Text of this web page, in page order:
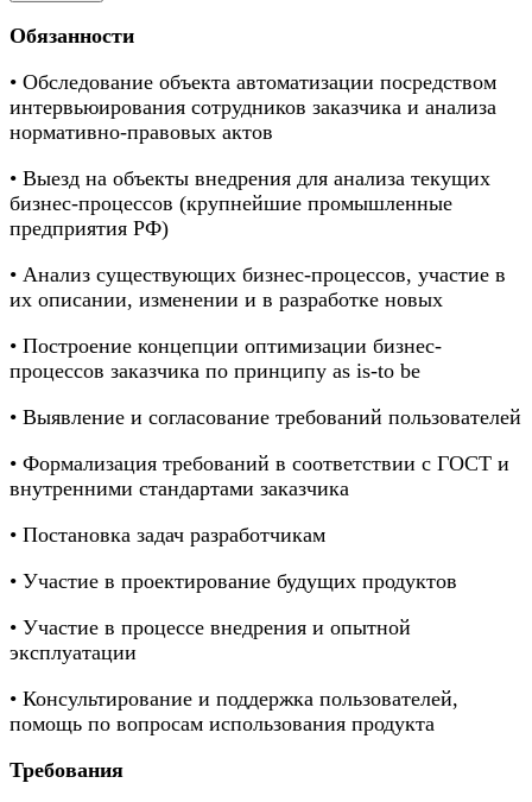
Обязанности
• Обследование объекта автоматизации посредством
интервьюирования сотрудников заказчика и анализа
нормативно-правовых актов
• Выезд на объекты внедрения для анализа текущих
бизнес-процессов (крупнейшие промышленные
предприятия РФ)
• Анализ существующих бизнес-процессов, участие в
их описании, изменении и в разработке новых
• Построение концепции оптимизации бизнес-
процессов заказчика по принципу as is-to be
• Выявление и согласование требований пользователей
• Формализация требований в соответствии с ГОСТ и
внутренними стандартами заказчика
• Постановка задач разработчикам
• Участие в проектирование будущих продуктов
• Участие в процессе внедрения и опытной
эксплуатации
• Консультирование и поддержка пользователей,
помощь по вопросам использования продукта
Требования